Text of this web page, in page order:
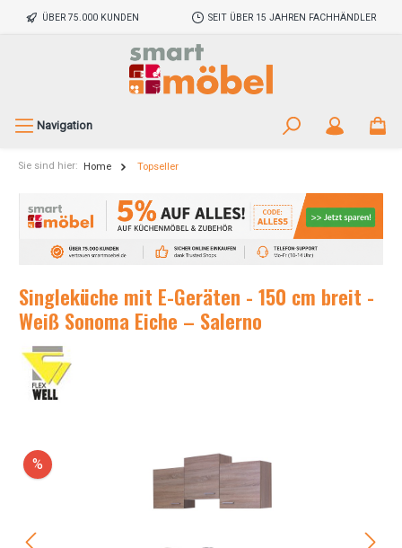
ÜBER 75.000 KUNDEN SEIT ÜBER 15 JAHREN FACHHÄNDLER
Navigation
Sie sind hier: Home Topseller
Singleküche mit E-Geräten - 150 cm breit -
Weiß Sonoma Eiche – Salerno
%